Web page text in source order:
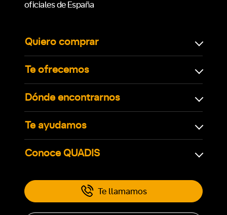
oficiales de España
Quiero comprar
Te ofrecemos
Dónde encontrarnos
Te ayudamos
Conoce QUADIS
Te llamamos